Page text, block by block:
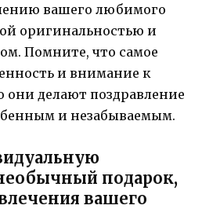
вашего любимого
оригинальностью и
Помните, что самое
и внимание к
они делают поздравление
и незабываемым.
подарок,
вашего